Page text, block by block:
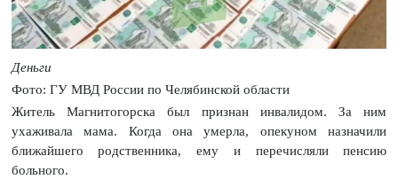
Деньги
Фото: ГУ МВД России по Челябинской области
Житель Магнитогорска был признан инвалидом. За ним
ухаживала мама. Когда она умерла, опекуном назначили
ближайшего родственника, ему и перечисляли пенсию
больного.